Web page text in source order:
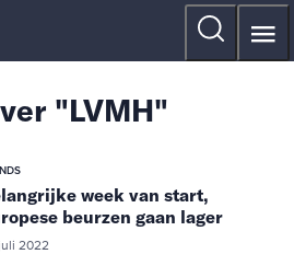
"LVMH"
week van start,
beurzen gaan lager
2022